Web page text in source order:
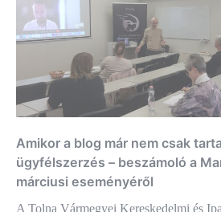
Amikor a blog már nem csak
ügyfélszerzés – beszámoló a
márciusi eseményéről
A Tolna Vármegyei Kereskedelmi és